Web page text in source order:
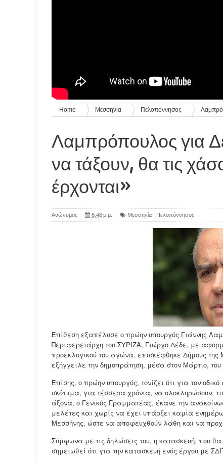
Home Μεσσηνία Πελοπόννησος
που έρχονται»
Λαμπρόπουλος για
να τάξουν, θα τις
έρχονται»
Ανώνυμος 6:48 μ.μ. Μεσσηνία Πελοπόννησος
Επίθεση εξαπέλυσε ο πρώην υπουργός Γιάννης
Περιφερειάρχη του ΣΥΡΙΖΑ, Γιώργο Δέδε, με
προεκλογικού του αγώνα, επισκέφθηκε Δήμους
εξήγγειλε την δημοπράτηση, μέσα στον Μάρτιο,
Επίσης, ο πρώην υπουργός, τονίζει ότι για τον
σκόπιμα, για τέσσερα χρόνια, να ολοκληρώσουν,
άξονα, ο Γενικός Γραμματέας, έκανε την
μελέτες και χωρίς να έχει υπάρξει καμία
Μεσσήνης, ώστε να αποφευχθούν λάθη και να
Σύμφωνα με τις δηλώσεις του, η κατασκευή, που
σημειωθεί ότι για την κατασκευή ενός έργου με